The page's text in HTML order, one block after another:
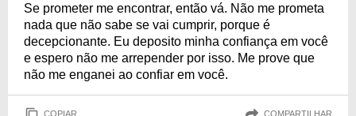
Se prometer me encontrar, então vá. Não me prometa
nada que não sabe se vai cumprir, porque é
decepcionante. Eu deposito minha confiança em você
e espero não me arrepender por isso. Me prove que
não me enganei ao confiar em você.
COPIAR COMPARTILHAR